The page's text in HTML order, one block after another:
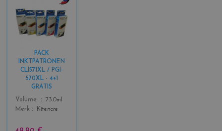
PACK
INKTPATRONEN
CLI571XL / PGI-
570XL - 4+1
GRATIS
Color
c
o
l
s
_
a
Volume
73.0ml
Merk
Kitencre